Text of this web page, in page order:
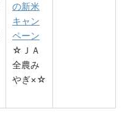
の新米
キャン
ペーン
☆ＪＡ
全農み
やぎ×☆